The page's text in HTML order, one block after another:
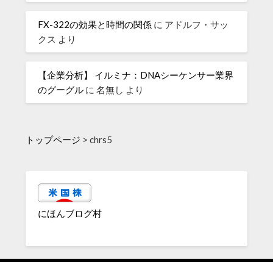
FX-322の効果と時間の関係 に アドルフ・サッ
クス より
【企業分析】 イルミナ：DNAシーケンサー業界
のグーグル に名無し より
トップページ >chrs5
にほんブログ村